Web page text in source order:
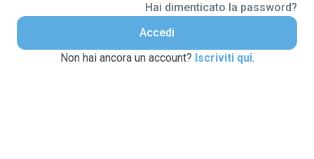
Hai dimenticato la password?
Accedi
Non hai ancora un account? Iscriviti qui.